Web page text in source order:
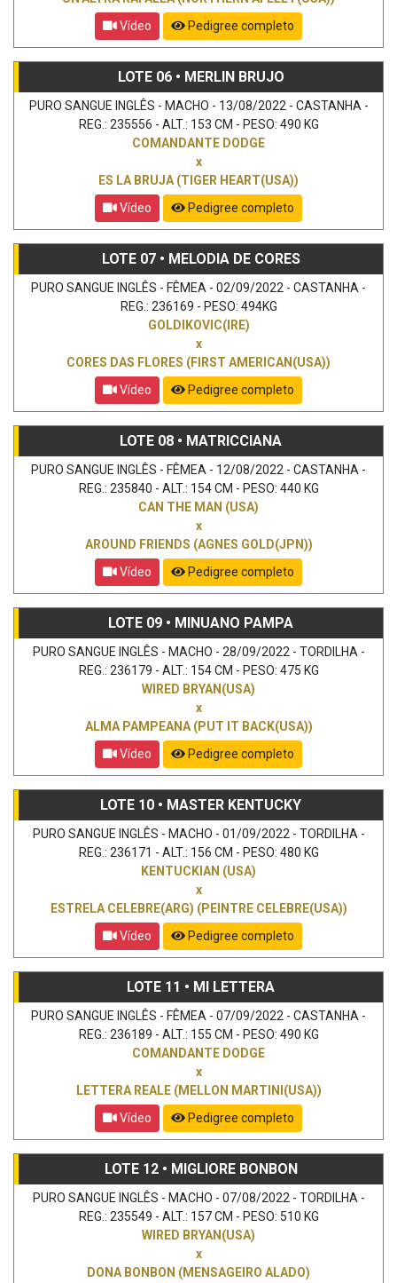
Vídeo
Pedigree completo
LOTE 06 • MERLIN BRUJO
PURO SANGUE INGLÊS - MACHO - 13/08/2022 - CASTANHA -
REG.: 235556 - ALT.: 153 CM - PESO: 490 KG
COMANDANTE DODGE
x
ES LA BRUJA (TIGER HEART(USA))
Vídeo
Pedigree completo
LOTE 07 • MELODIA DE CORES
PURO SANGUE INGLÊS - FÊMEA - 02/09/2022 - CASTANHA -
REG.: 236169 - PESO: 494KG
GOLDIKOVIC(IRE)
x
CORES DAS FLORES (FIRST AMERICAN(USA))
Vídeo
Pedigree completo
LOTE 08 • MATRICCIANA
PURO SANGUE INGLÊS - FÊMEA - 12/08/2022 - CASTANHA -
REG.: 235840 - ALT.: 154 CM - PESO: 440 KG
CAN THE MAN (USA)
x
AROUND FRIENDS (AGNES GOLD(JPN))
Vídeo
Pedigree completo
LOTE 09 • MINUANO PAMPA
PURO SANGUE INGLÊS - MACHO - 28/09/2022 - TORDILHA -
REG.: 236179 - ALT.: 154 CM - PESO: 475 KG
WIRED BRYAN(USA)
x
ALMA PAMPEANA (PUT IT BACK(USA))
Vídeo
Pedigree completo
LOTE 10 • MASTER KENTUCKY
PURO SANGUE INGLÊS - MACHO - 01/09/2022 - TORDILHA -
REG.: 236171 - ALT.: 156 CM - PESO: 480 KG
KENTUCKIAN (USA)
x
ESTRELA CELEBRE(ARG) (PEINTRE CELEBRE(USA))
Vídeo
Pedigree completo
LOTE 11 • MI LETTERA
PURO SANGUE INGLÊS - FÊMEA - 07/09/2022 - CASTANHA -
REG.: 236189 - ALT.: 155 CM - PESO: 490 KG
COMANDANTE DODGE
x
LETTERA REALE (MELLON MARTINI(USA))
Vídeo
Pedigree completo
LOTE 12 • MIGLIORE BONBON
PURO SANGUE INGLÊS - MACHO - 07/08/2022 - TORDILHA -
REG.: 235549 - ALT.: 157 CM - PESO: 510 KG
WIRED BRYAN(USA)
x
DONA BONBON (MENSAGEIRO ALADO)